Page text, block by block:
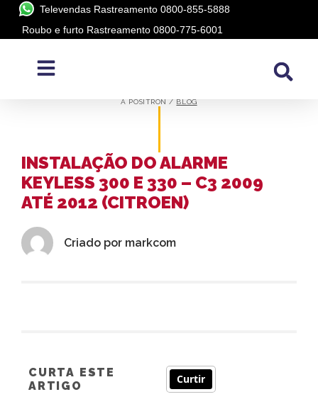
Televendas Rastreamento 0800-855-5888
Roubo e furto Rastreamento 0800-775-6001
A PÓSITRON / BLOG
INSTALAÇÃO DO ALARME
KEYLESS 300 E 330 – C3 2009
ATÉ 2012 (CITROEN)
Criado por markcom
CURTA ESTE
ARTIGO
Curtir